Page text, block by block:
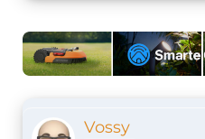
Vossy